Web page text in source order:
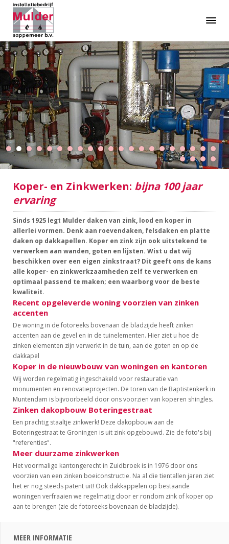
Koper- en Zinkwerken: bijna 100 jaar
ervaring
Sinds 1925 legt Mulder daken van zink, lood en koper in
allerlei vormen. Denk aan roevendaken, felsdaken en platte
daken op dakkapellen. Koper en zink zijn ook uitstekend te
verwerken aan wanden, goten en lijsten. Wist u dat wij
beschikken over een eigen zinkstraat? Dit geeft ons de kans
alle koper- en zinkwerkzaamheden zelf te verwerken en
optimaal passend te maken; een waarborg voor de beste
kwaliteit.
Recent opgeleverde woning voorzien van zinken
accenten
De woning in de fotoreeks bovenaan de bladzijde heeft zinken
accenten aan de gevel en in de tuinelementen. Hier ziet u hoe de
zinken elementen zijn verwerkt in de tuin, aan de goten en op de
dakkapel
Koper in de nieuwbouw van woningen en kantoren
Wij worden regelmatig ingeschakeld voor restauratie van
monumenten en renovatieprojecten. De toren van de Baptistenkerk in
Muntendam is bijvoorbeeld door ons voorzien van koperen shingles.
Zinken dakopbouw Boteringestraat
Een prachtig staaltje zinkwerk! Deze dakopbouw aan de
Boteringestraat te Groningen is uit zink opgebouwd. Zie de foto's bij
"referenties".
Meer duurzame zinkwerken
Het voormalige kantongerecht in Zuidbroek is in 1976 door ons
voorzien van een zinken boeiconstructie. Na al die tientallen jaren ziet
het er nog steeds patent uit! Ook dakkappelen op bestaande
woningen verfraaien we regelmatig door er rondom zink of koper op
aan te brengen (zie de fotoreeks bovenaan de bladzijde).
MEER INFORMATIE